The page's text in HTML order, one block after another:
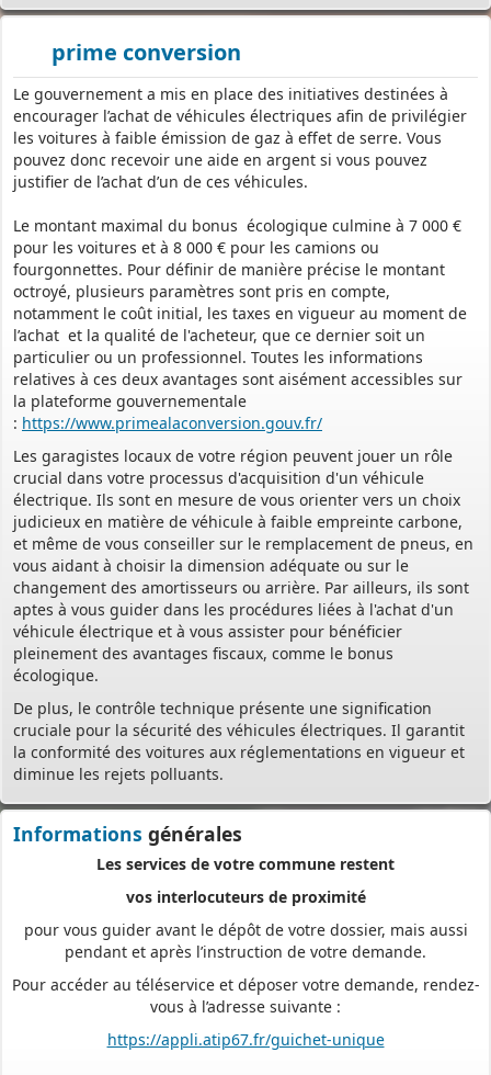
prime conversion
Le gouvernement a mis en place des initiatives destinées à
encourager l’achat de véhicules électriques afin de privilégier
les voitures à faible émission de gaz à effet de serre. Vous
pouvez donc recevoir une aide en argent si vous pouvez
justifier de l’achat d’un de ces véhicules.
Le montant maximal du bonus écologique culmine à 7 000 €
pour les voitures et à 8 000 € pour les camions ou
fourgonnettes. Pour définir de manière précise le montant
octroyé, plusieurs paramètres sont pris en compte,
notamment le coût initial, les taxes en vigueur au moment de
l’achat et la qualité de l'acheteur, que ce dernier soit un
particulier ou un professionnel. Toutes les informations
relatives à ces deux avantages sont aisément accessibles sur
la plateforme gouvernementale
: https://www.primealaconversion.gouv.fr/
Les garagistes locaux de votre région peuvent jouer un rôle
crucial dans votre processus d'acquisition d'un véhicule
électrique. Ils sont en mesure de vous orienter vers un choix
judicieux en matière de véhicule à faible empreinte carbone,
et même de vous conseiller sur le remplacement de pneus, en
vous aidant à choisir la dimension adéquate ou sur le
changement des amortisseurs ou arrière. Par ailleurs, ils sont
aptes à vous guider dans les procédures liées à l'achat d'un
véhicule électrique et à vous assister pour bénéficier
pleinement des avantages fiscaux, comme le bonus
écologique.
De plus, le contrôle technique présente une signification
cruciale pour la sécurité des véhicules électriques. Il garantit
la conformité des voitures aux réglementations en vigueur et
diminue les rejets polluants.
Informations générales
PERMIS DE CONSTRUIRE- DECLARATION PREALABLE
dorénavant en ligne
Depuis le 3 janvier 2022, vous pouvez profiter de la saisine par
voie électronique (SVE)pour déposer votredemande
d’autorisation d’urbanisme
(Permis de construire, d’aménager et de démolir, déclaration
préalable et certificat d’urbanisme) avec les mêmes garanties de
réception
et de prise en compte de votre dossier qu’un dépôt par papier.
Nous vous proposons un téléservice, destiné aux particuliers
comme aux professionnels,
poursaisir et déposer toutes les pièces de votre dossier
directement en ligne,
à tout moment et où que vous soyez, dans le cadre d’une
démarche simplifiée.
Plus besoin d’imprimer vos demandes en de multiples
exemplaires, d’envoyer des plis en recommandé avec accusé de
réception
ou de vous déplacer aux horaires d’ouverture de votre mairie : en
déposant en ligne, vous réaliserez des économies de papier,
de frais d’envoi et de temps. Vous pouvez également suivre en
ligne l’avancement du traitement de votre demande,
accéder aux courriers de la mairie, etc. Une fois déposée, votre
demande sera instruite de façon dématérialisée
pour assurer plus de fluidité et de réactivité dans son traitement.
Les services de votre commune restent
pour vous guider avant le dépôt de votre dossier, mais aussi
pendant et après l’instruction de votre demande.
Pour accéder au téléservice et déposer votre demande, rendez-
vous à l’adresse suivante :